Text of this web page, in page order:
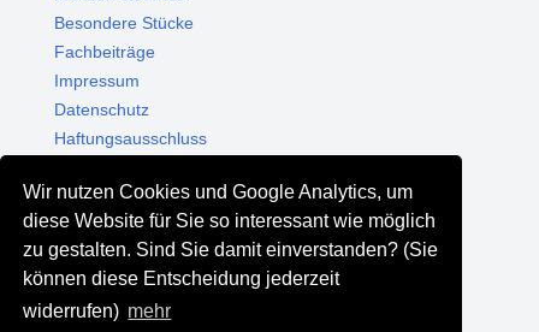
Wir nutzen Cookies und Google Analytics, um
diese Website für Sie so interessant wie möglich
zu gestalten. Sind Sie damit einverstanden? (Sie
können diese Entscheidung jederzeit
widerrufen) mehr
Besondere Stücke
Fachbeiträge
Impressum
Datenschutz
Haftungsausschluss
Shop - Online kaufen
Münzgalerie München
MGM Schmuck
MGM Pfand